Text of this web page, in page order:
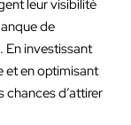
leur visibilité
de
En investissant
et en optimisant
chances d’attirer